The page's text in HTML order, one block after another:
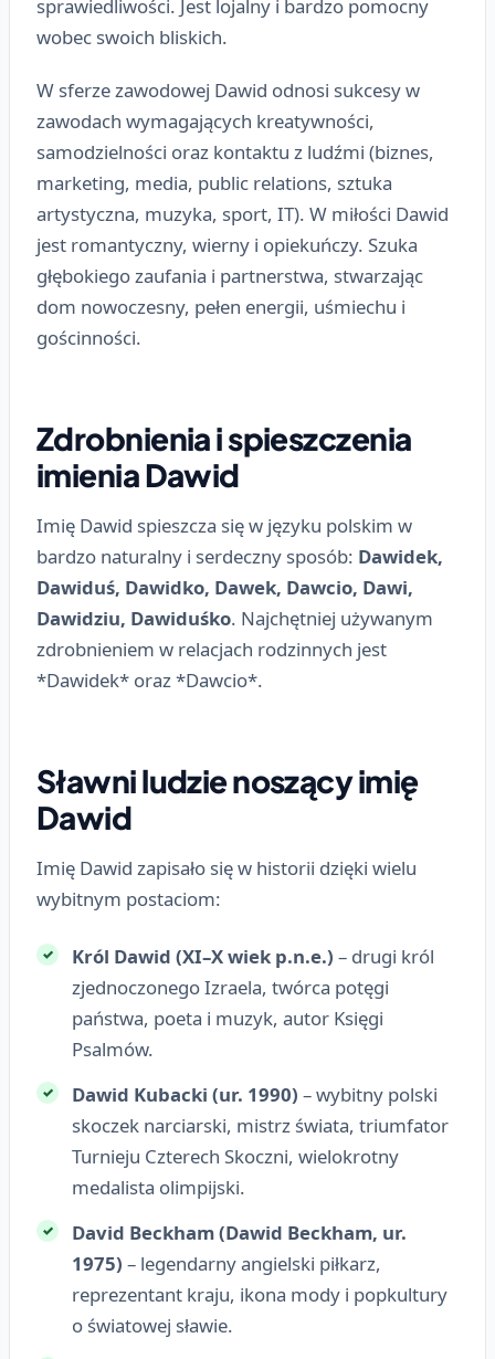
sprawiedliwości. Jest lojalny i bardzo pomocny
wobec swoich bliskich.
W sferze zawodowej Dawid odnosi sukcesy w
zawodach wymagających kreatywności,
samodzielności oraz kontaktu z ludźmi (biznes,
marketing, media, public relations, sztuka
artystyczna, muzyka, sport, IT). W miłości Dawid
jest romantyczny, wierny i opiekuńczy. Szuka
głębokiego zaufania i partnerstwa, stwarzając
dom nowoczesny, pełen energii, uśmiechu i
gościnności.
Zdrobnienia i spieszczenia
imienia Dawid
Imię Dawid spieszcza się w języku polskim w
bardzo naturalny i serdeczny sposób: Dawidek,
Dawiduś, Dawidko, Dawek, Dawcio, Dawi,
Dawidziu, Dawiduśko. Najchętniej używanym
zdrobnieniem w relacjach rodzinnych jest
*Dawidek* oraz *Dawcio*.
Sławni ludzie noszący imię
Dawid
Imię Dawid zapisało się w historii dzięki wielu
wybitnym postaciom:
Król Dawid (XI–X wiek p.n.e.) – drugi król
zjednoczonego Izraela, twórca potęgi
państwa, poeta i muzyk, autor Księgi
Psalmów.
Dawid Kubacki (ur. 1990) – wybitny polski
skoczek narciarski, mistrz świata, triumfator
Turnieju Czterech Skoczni, wielokrotny
medalista olimpijski.
David Beckham (Dawid Beckham, ur.
1975) – legendarny angielski piłkarz,
reprezentant kraju, ikona mody i popkultury
o światowej sławie.